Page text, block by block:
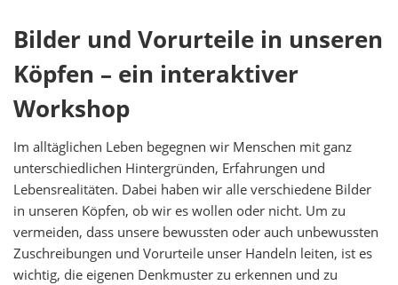
Bilder und Vorurteile in unseren
Köpfen – ein interaktiver
Workshop
Im alltäglichen Leben begegnen wir Menschen mit ganz
unterschiedlichen Hintergründen, Erfahrungen und
Lebensrealitäten. Dabei haben wir alle verschiedene Bilder
in unseren Köpfen, ob wir es wollen oder nicht. Um zu
vermeiden, dass unsere bewussten oder auch unbewussten
Zuschreibungen und Vorurteile unser Handeln leiten, ist es
wichtig, die eigenen Denkmuster zu erkennen und zu